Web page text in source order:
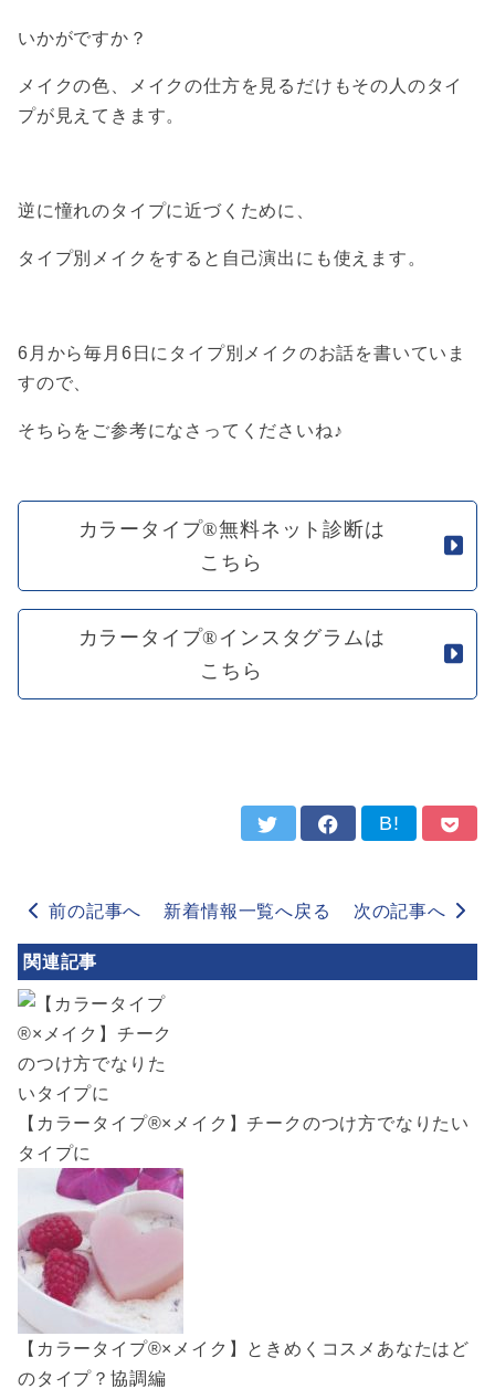
いかがですか？
メイクの色、メイクの仕方を見るだけもその人のタイ
プが見えてきます。
逆に憧れのタイプに近づくために、
タイプ別メイクをすると自己演出にも使えます。
6月から毎月6日にタイプ別メイクのお話を書いていま
すので、
そちらをご参考になさってくださいね♪
カラータイプ®無料ネット診断は
こちら
カラータイプ®インスタグラムは
こちら
B!
前の記事へ 新着情報一覧へ戻る 次の記事へ
関連記事
【カラータイプ®️×メイク】チークのつけ方でなりたい
タイプに
【カラータイプ®️×メイク】ときめくコスメあなたはど
のタイプ？協調編